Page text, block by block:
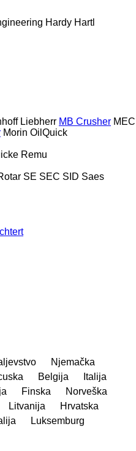
Hardy Hartl
Liebherr MB Crusher MEC
Morin OilQuick
Remu
SE SEC SID Saes
Njemačka
Belgija
Italija
Finska
Norveška
Litvanija
Hrvatska
Luksemburg